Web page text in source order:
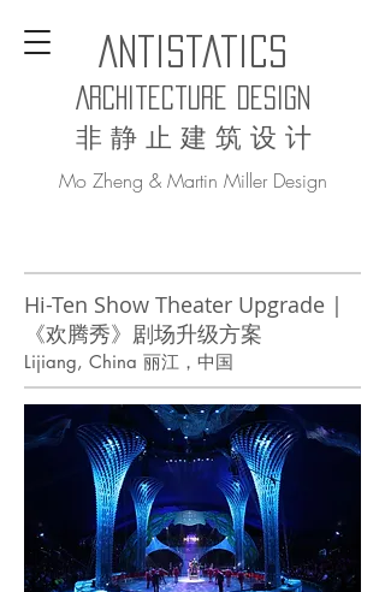
AntiStatics
Architecture Design
非 静 止 建 筑 设 计
Mo Zheng & Martin Miller Design
Hi-Ten Show Theater Upgrade |
《欢腾秀》剧场升级方案
Lijiang, China 丽江，中国